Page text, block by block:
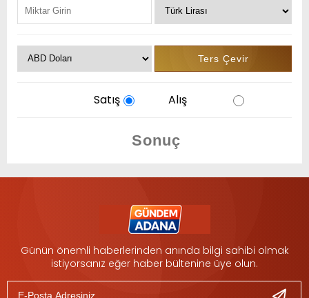
Satış Alış
Günün önemli haberlerinden anında bilgi sahibi olmak
istiyorsanız eğer haber bültenine üye olun.